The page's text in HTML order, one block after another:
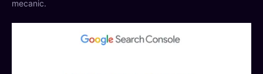
mecanic.